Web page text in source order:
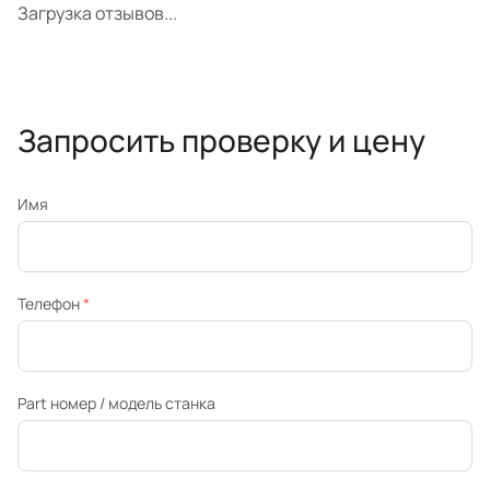
Загрузка отзывов...
Запросить проверку и цену
Имя
Телефон*
Part номер / модель станка